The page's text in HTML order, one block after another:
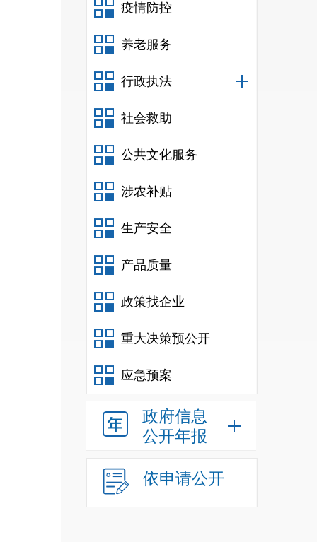
疫情防控
养老服务
行政执法
社会救助
公共文化服务
涉农补贴
生产安全
产品质量
政策找企业
重大决策预公开
应急预案
政府信息
公开年报
依申请公开